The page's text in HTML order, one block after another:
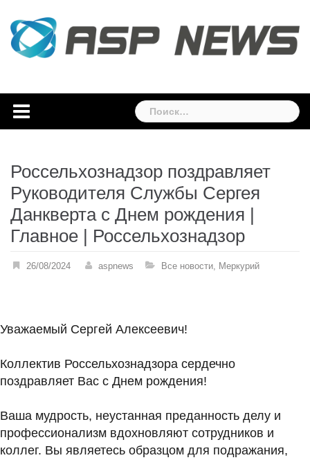
content
Найти:
Россельхознадзор поздравляет
Руководителя Службы Сергея
Данкверта с Днем рождения |
Главное | Россельхознадзор
26/08/2024 aspnews Все новости, Меркурий
Уважаемый Сергей Алексеевич!
Коллектив Россельхознадзора сердечно
поздравляет Вас с Днем рождения!
Ваша мудрость, неустанная преданность делу и
профессионализм вдохновляют сотрудников и
коллег. Вы являетесь образцом для подражания,